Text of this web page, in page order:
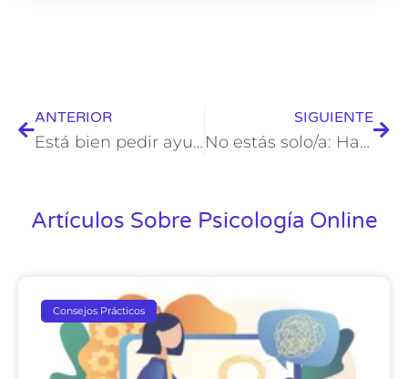
ANTERIOR
Está bien pedir ayuda: Empieza terapia online con personas que te entienden
SIGUIENTE
No estás solo/a: Hablemos. Psicólogos online listos para acompañarte
Artículos Sobre Psicología Online
Consejos Prácticos